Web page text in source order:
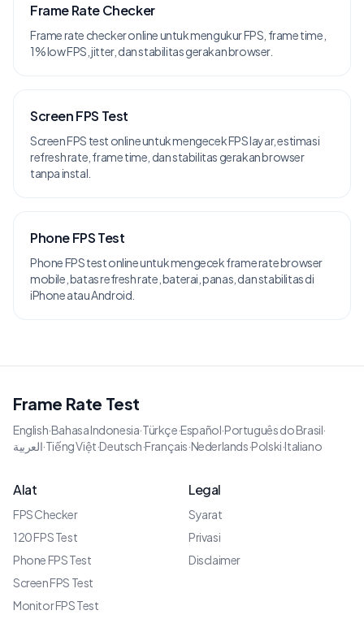
Frame Rate Checker
Frame rate checker online untuk mengukur FPS, frame time,
1% low FPS, jitter, dan stabilitas gerakan browser.
Screen FPS Test
Screen FPS test online untuk mengecek FPS layar, estimasi
refresh rate, frame time, dan stabilitas gerakan browser
tanpa instal.
Phone FPS Test
Phone FPS test online untuk mengecek frame rate browser
mobile, batas refresh rate, baterai, panas, dan stabilitas di
iPhone atau Android.
Frame Rate Test
English·Bahasa Indonesia·Türkçe·Español·Português do Brasil·
العربية·Tiếng Việt·Deutsch·Français·Nederlands·Polski·Italiano
Alat
FPS Checker
120 FPS Test
Phone FPS Test
Screen FPS Test
Monitor FPS Test
Legal
Syarat
Privasi
Disclaimer